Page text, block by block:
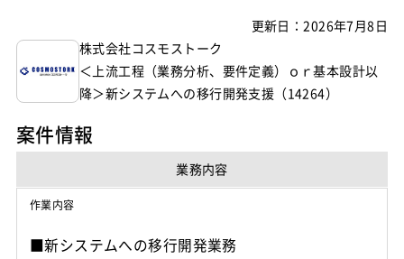
ストーク】
更新日：2026年7月8日
株式会社コスモストーク
＜上流工程（業務分析、要件定義）ｏｒ基本設計以
降＞新システムへの移行開発支援（14264）
案件情報
業務内容
作業内容
■新システムへの移行開発業務